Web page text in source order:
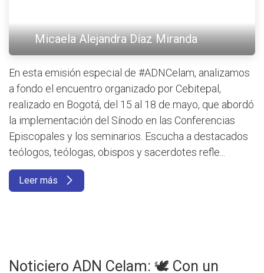
Micaela Alejandra Díaz Miranda
En esta emisión especial de #ADNCelam, analizamos
a fondo el encuentro organizado por Cebitepal,
realizado en Bogotá, del 15 al 18 de mayo, que abordó
la implementación del Sínodo en las Conferencias
Episcopales y los seminarios. Escucha a destacados
teólogos, teólogas, obispos y sacerdotes refle...
Leer más
Noticiero ADN Celam: 🕊️ Con un